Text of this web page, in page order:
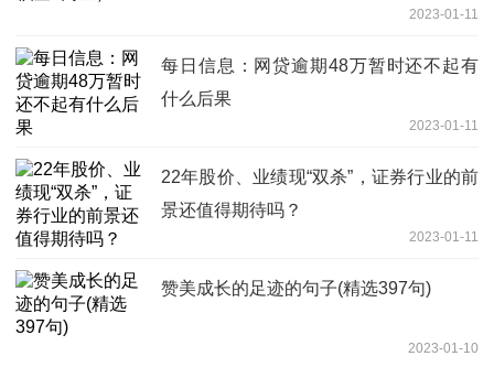
2023-01-11
每日信息：网贷逾期48万暂时还不起有
什么后果
2023-01-11
22年股价、业绩现“双杀”，证券行业的前
景还值得期待吗？
2023-01-11
赞美成长的足迹的句子(精选397句)
2023-01-10